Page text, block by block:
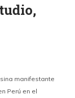
manifestante
Perú en el